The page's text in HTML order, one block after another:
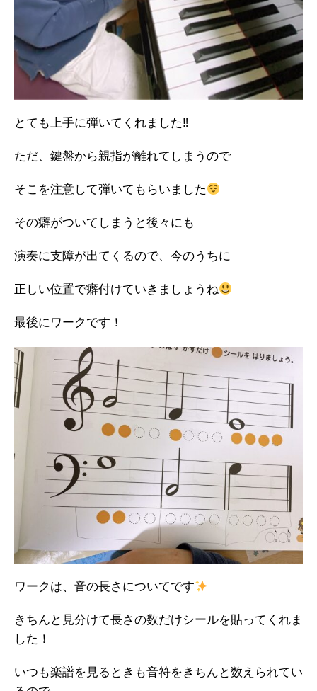
とても上手に弾いてくれました‼︎
ただ、鍵盤から親指が離れてしまうので
そこを注意して弾いてもらいました
その癖がついてしまうと後々にも
演奏に支障が出てくるので、今のうちに
正しい位置で癖付けていきましょうね
最後にワークです！
ワークは、音の長さについてです
きちんと見分けて長さの数だけシールを貼ってくれま
した！
いつも楽譜を見るときも音符をきちんと数えられてい